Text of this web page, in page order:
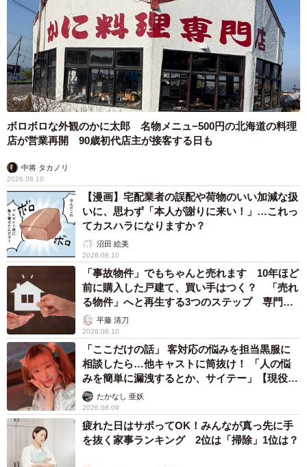
ボロボロな外観のかに太郎 名物メニュ−500円の北海道の料理
店が営業再開 90歳初代店主が接客する日も
中将 タカノリ
2026.08.10
【漫画】宅配業者の誤配や荷物のいい加減な扱
いに、思わず「本人が謝りに来い！」…これっ
てカスハラになりますか？
沼田 絵美
2026.08.10
「事故物件」でもちゃんと売れます 10年ほど
前に購入した戸建て、買い手はつく？ 「売れ
る物件」へと再生する3つのステップ 専門家
が解説平藤 清刀
2026.08.10
「ここだけの話」 客対応の悩みを担当黒服に
相談したら…他キャストに筒抜け！ 「人の悩
みを簡単に漏洩するとか、サイテー」【現役キ
ャストに取材】
たかなし 亜妖
2026.08.09
疲れた日はサボってOK！みんなが真っ先に手
を抜く家事ランキング 2位は「掃除」1位は？